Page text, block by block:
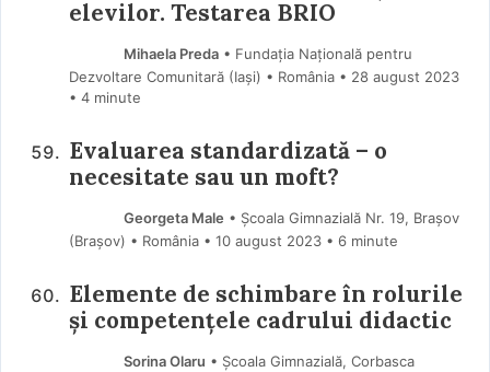
elevilor. Testarea BRIO
Mihaela Preda• Fundația Națională pentru
Dezvoltare Comunitară (Iaşi) • România
28 august 2023
• 4 minute
Evaluarea standardizată – o
necesitate sau un moft?
Georgeta Male • Școala Gimnazială Nr. 19, Brașov
(Braşov) • România
10 august 2023 • 6 minute
Elemente de schimbare în rolurile
și competențele cadrului didactic
Sorina Olaru • Școala Gimnazială, Corbasca